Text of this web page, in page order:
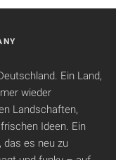
Ein Land,
wieder
Landschaften,
Ideen. Ein
das es neu zu